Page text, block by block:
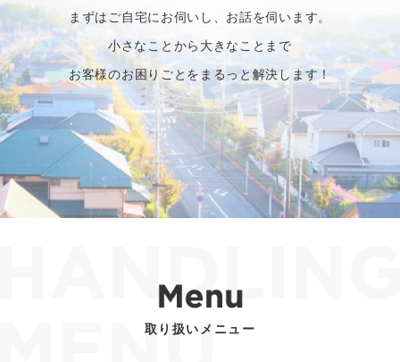
まずはご自宅にお伺いし、お話を伺います。
小さなことから大きなことまで
お客様のお困りごとをまるっと解決します！
取り扱いメニュー